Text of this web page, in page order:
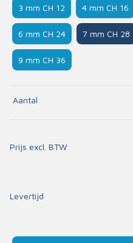
3 mm CH 12 4 mm CH 16
6 mm CH 24 7 mm CH 28
9 mm CH 36
Aantal
Prijs excl. BTW
Levertijd